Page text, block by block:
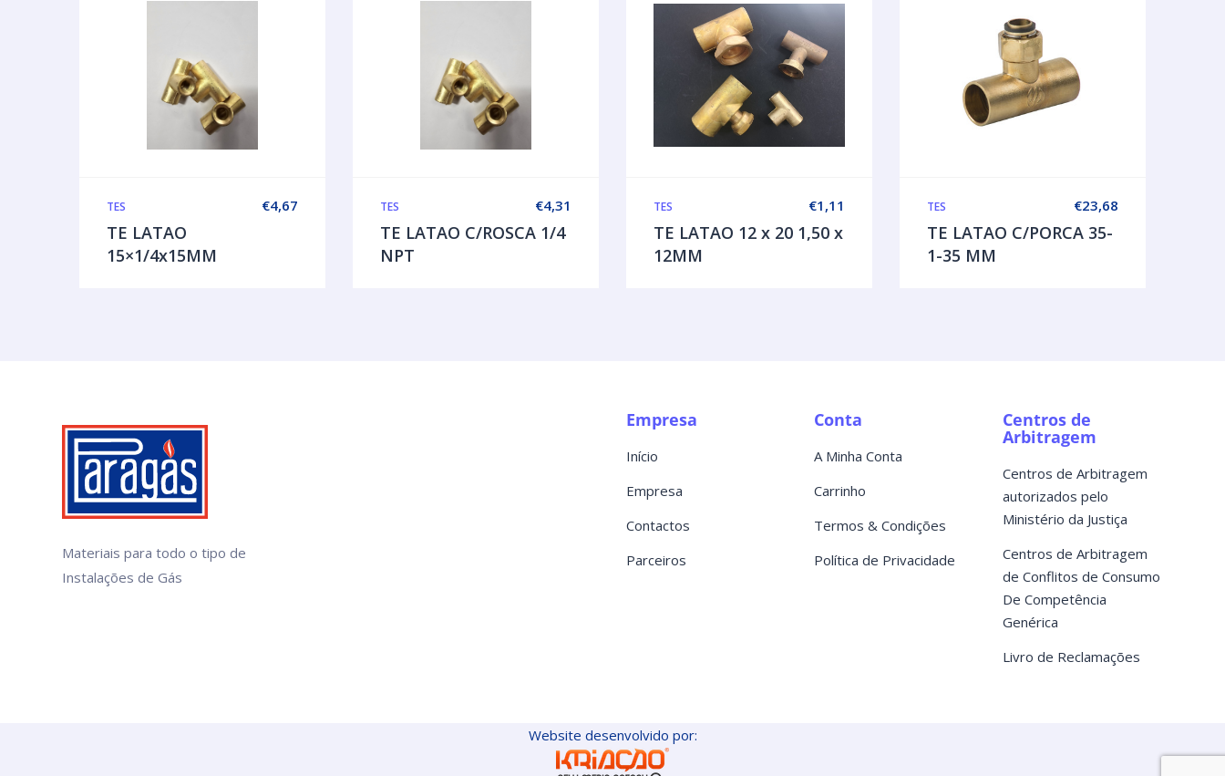
€4,67
TES
TE LATAO
15×1/4x15MM
€4,31
TES
TE LATAO C/ROSCA 1/4
NPT
€1,11
TES
TE LATAO 12 x 20 1,50 x
12MM
€23,68
TES
TE LATAO C/PORCA 35-
1-35 MM
Materiais para todo o tipo de
Instalações de Gás
Empresa
Início
Empresa
Contactos
Parceiros
Conta
A Minha Conta
Carrinho
Termos & Condições
Política de Privacidade
Centros de
Arbitragem
Centros de Arbitragem
autorizados pelo
Ministério da Justiça
Centros de Arbitragem
de Conflitos de Consumo
De Competência
Genérica
Livro de Reclamações
Website desenvolvido por: